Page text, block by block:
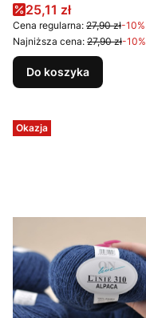
Cena promocyjna
25,11 zł
Cena regularna: 27,90 zł-10%
Najniższa cena: 27,90 zł-10%
Do koszyka
Okazja